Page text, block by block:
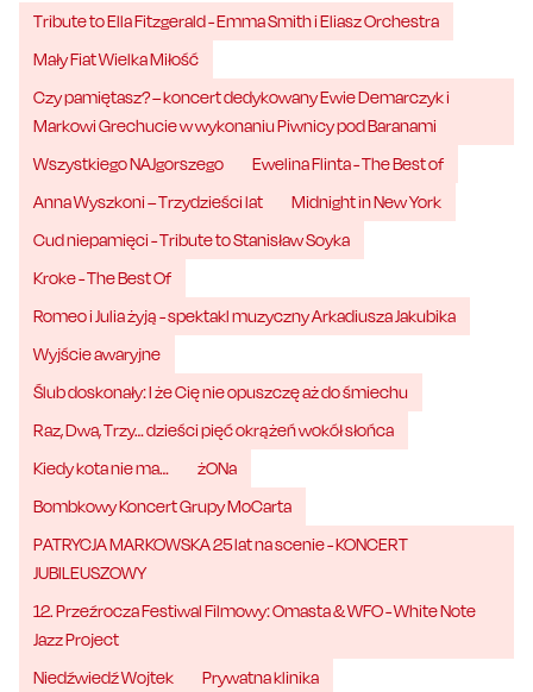
Tribute to Ella Fitzgerald - Emma Smith i Eliasz Orchestra
Mały Fiat Wielka Miłość
Czy pamiętasz? – koncert dedykowany Ewie Demarczyk i
Markowi Grechucie w wykonaniu Piwnicy pod Baranami
Wszystkiego NAJgorszego
Ewelina Flinta - The Best of
Anna Wyszkoni – Trzydzieści lat
Midnight in New York
Cud niepamięci - Tribute to Stanisław Soyka
Kroke - The Best Of
Romeo i Julia żyją - spektakl muzyczny Arkadiusza Jakubika
Wyjście awaryjne
Ślub doskonały: I że Cię nie opuszczę aż do śmiechu
Raz, Dwa, Trzy… dzieści pięć okrążeń wokół słońca
Kiedy kota nie ma…
żONa
Bombkowy Koncert Grupy MoCarta
PATRYCJA MARKOWSKA 25 lat na scenie - KONCERT
JUBILEUSZOWY
12. Przeźrocza Festiwal Filmowy: Omasta & WFO - White Note
Jazz Project
Niedźwiedź Wojtek
Prywatna klinika